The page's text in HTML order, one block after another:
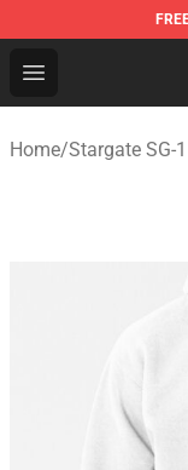
Open menu
Stargate SG-
Home/Stargate SG-